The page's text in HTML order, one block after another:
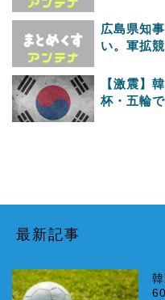
広島県知
い。軍拡
【激震】
杯・五輪
最新記事